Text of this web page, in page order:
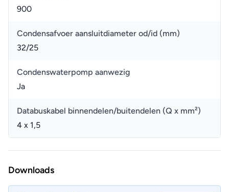
900
Condensafvoer aansluitdiameter od/id (mm)
32/25
Condenswaterpomp aanwezig
Ja
Databuskabel binnendelen/buitendelen (Q x mm²)
4 x 1,5
Downloads